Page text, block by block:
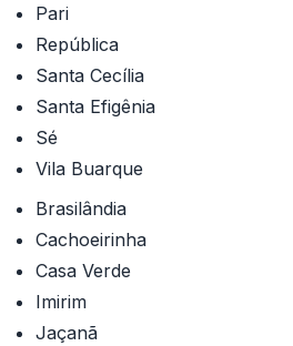
Pari
República
Santa Cecília
Santa Efigênia
Sé
Vila Buarque
Brasilândia
Cachoeirinha
Casa Verde
Imirim
Jaçanã